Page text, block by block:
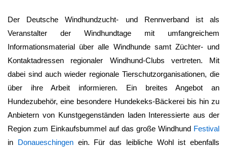
Der Deutsche Windhundzucht- und Rennverband ist als
Veranstalter der Windhundtage mit umfangreichem
Informationsmaterial über alle Windhunde samt Züchter- und
Kontaktadressen regionaler Windhund-Clubs vertreten. Mit
dabei sind auch wieder regionale Tierschutzorganisationen, die
über ihre Arbeit informieren. Ein breites Angebot an
Hundezubehör, eine besondere Hundekeks-Bäckerei bis hin zu
Anbietern von Kunstgegenständen laden Interessierte aus der
Region zum Einkaufsbummel auf das große Windhund Festival
in Donaueschingenein. Für das leibliche Wohl ist ebenfalls